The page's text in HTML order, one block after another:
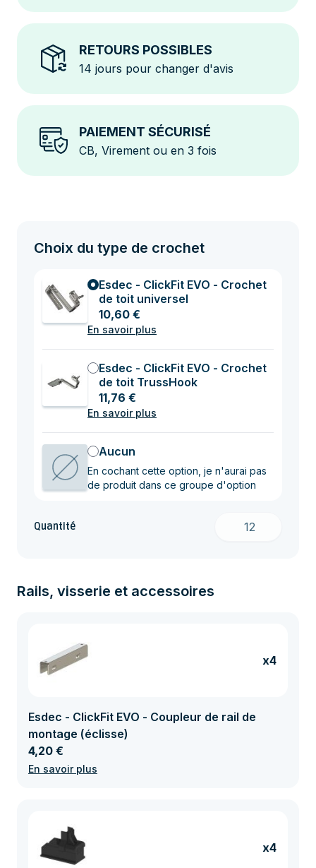
RETOURS POSSIBLES
14 jours pour changer d'avis
PAIEMENT SÉCURISÉ
CB, Virement ou en 3 fois
Choix du type de crochet
Esdec - ClickFit EVO - Crochet
de toit universel
10,60 €
En savoir plus
Esdec - ClickFit EVO - Crochet
de toit TrussHook
11,76 €
En savoir plus
Aucun
En cochant cette option, je n'aurai pas
de produit dans ce groupe d'option
Quantité
Rails, visserie et accessoires
x4
Esdec - ClickFit EVO - Coupleur de rail de
montage (éclisse)
4,20 €
En savoir plus
x4